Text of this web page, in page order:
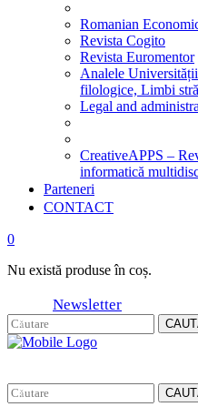
Romanian
Revista Cogito
Revista Euromentor
Analele
filologice, Limbi
Legal and
CreativeAPPS –
informatică
Parteneri
CONTACT
0
Nu există produse în coș.
Newsletter